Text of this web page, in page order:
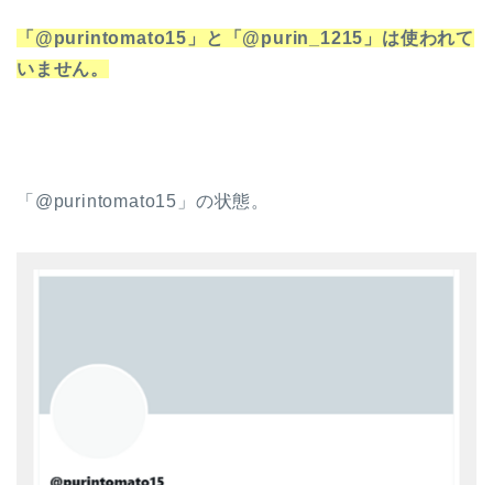
「@purintomato15」と「@purin_1215」は使われて
いません。
「@purintomato15」の状態。